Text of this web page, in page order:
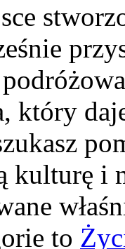
który
kulturę i
to